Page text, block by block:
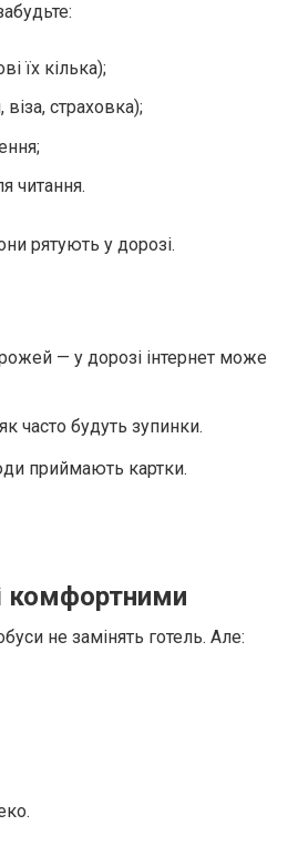
їх кілька);
страховка);
читання.
рятують у дорозі.
— у дорозі інтернет може
часто будуть зупинки.
приймають картки.
комфортними
не замінять готель. Але: